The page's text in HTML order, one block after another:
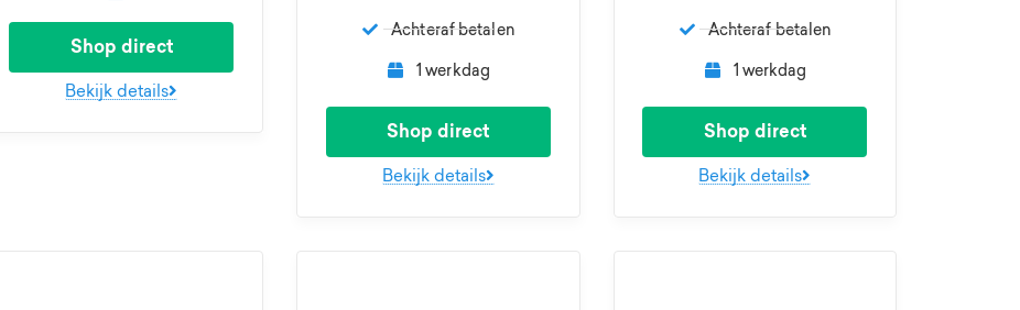
Shop direct
Bekijk details
Achteraf betalen
1 werkdag
Shop direct
Bekijk details
Achteraf betalen
1 werkdag
Shop direct
Bekijk details